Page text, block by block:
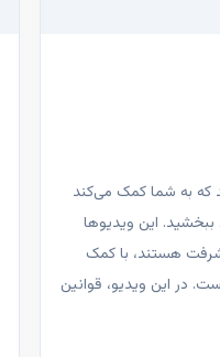
که به شما کمک می‌کند
ببخشید. این ویدیوها
هستند، با کمک
در این ویدیو، قوانین